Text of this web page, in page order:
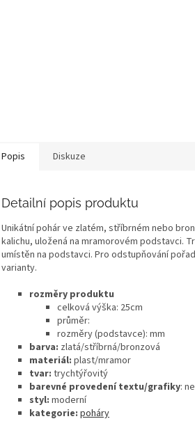
Popis Diskuze
Detailní popis produktu
Unikátní pohár ve zlatém, stříbrném nebo
kalichu, uložená na mramorovém podstavci.
umístěn na podstavci. Pro odstupňování
varianty.
rozměry produktu
celková výška: 25cm
průměr:
rozměry (podstavce): mm
barva: zlatá/stříbrná/bronzová
materiál: plast/mramor
tvar: trychtýřovitý
barevné provedení textu/grafiky: ne
styl: moderní
kategorie: poháry